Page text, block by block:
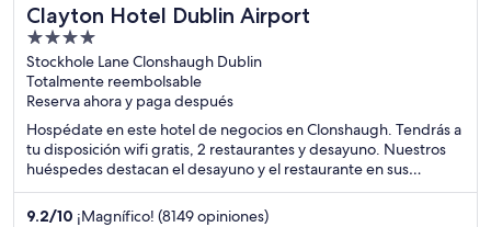
Clayton Hotel Dublin Airport
4
out
of
5
Stockhole Lane Clonshaugh Dublin
Totalmente reembolsable
Reserva ahora y paga después
Hospédate en este hotel de negocios en Clonshaugh. Tendrás a
tu disposición wifi gratis, 2 restaurantes y desayuno. Nuestros
huéspedes destacan el desayuno y el restaurante en sus
opiniones. Estarás muy cerca de atracciones como Estadio
Croke Park y O'Connell Street.
9.2/10 ¡Magnífico! (8149 opiniones)